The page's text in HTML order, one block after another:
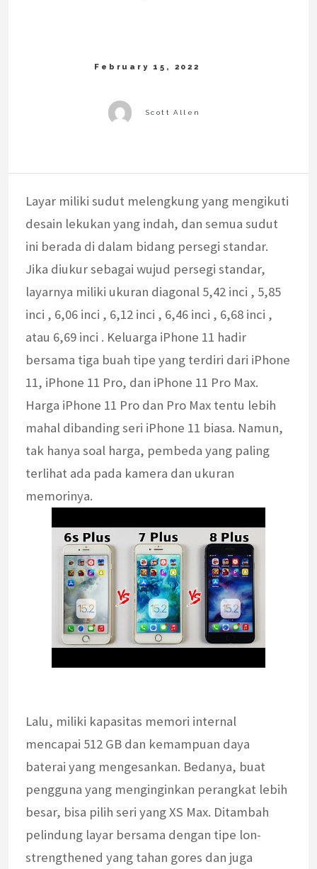
Layar miliki sudut melengkung yang mengikuti
desain lekukan yang indah, dan semua sudut
ini berada di dalam bidang persegi standar.
Jika diukur sebagai wujud persegi standar,
layarnya miliki ukuran diagonal 5,42 inci , 5,85
inci , 6,06 inci , 6,12 inci , 6,46 inci , 6,68 inci ,
atau 6,69 inci . Keluarga iPhone 11 hadir
bersama tiga buah tipe yang terdiri dari iPhone
11, iPhone 11 Pro, dan iPhone 11 Pro Max.
Harga iPhone 11 Pro dan Pro Max tentu lebih
mahal dibanding seri iPhone 11 biasa. Namun,
tak hanya soal harga, pembeda yang paling
terlihat ada pada kamera dan ukuran
memorinya.
Lalu, miliki kapasitas memori internal
mencapai 512 GB dan kemampuan daya
baterai yang mengesankan. Bedanya, buat
pengguna yang menginginkan perangkat lebih
besar, bisa pilih seri yang XS Max. Ditambah
pelindung layar bersama dengan tipe lon-
strengthened yang tahan gores dan juga